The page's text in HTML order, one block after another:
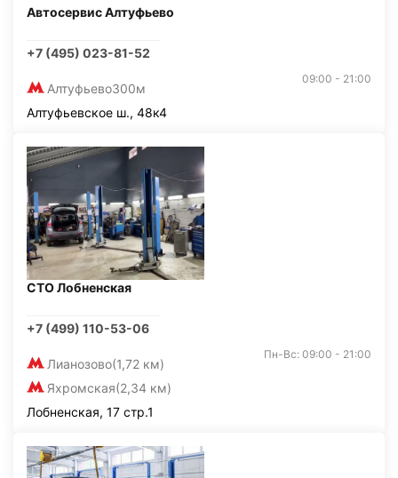
Автосервис Алтуфьево
+7 (495) 023-81-52
Алтуфьево300м
09:00 - 21:00
Алтуфьевское ш., 48к4
СТО Лобненская
+7 (499) 110-53-06
Лианозово(1,72 км)
Яхромская(2,34 км)
Пн-Вс: 09:00 - 21:00
Лобненская, 17 стр.1